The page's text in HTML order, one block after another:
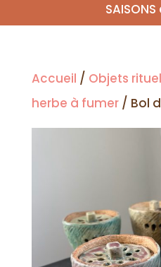
Accueil / Objets
herbe à fumer/ Bol